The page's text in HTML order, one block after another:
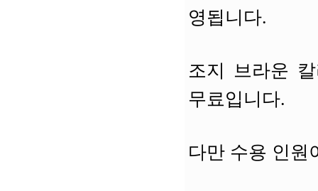
영됩니다.
조지 브라운
무료입니다.
다만 수용 인원